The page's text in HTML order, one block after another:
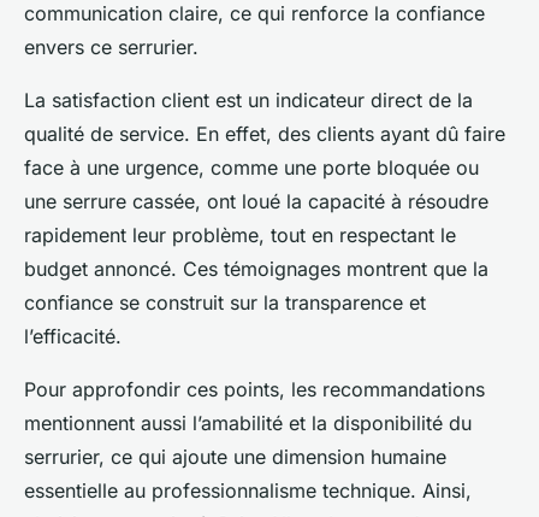
communication claire, ce qui renforce la confiance
envers ce serrurier.
La satisfaction client est un indicateur direct de la
qualité de service. En effet, des clients ayant dû faire
face à une urgence, comme une porte bloquée ou
une serrure cassée, ont loué la capacité à résoudre
rapidement leur problème, tout en respectant le
budget annoncé. Ces témoignages montrent que la
confiance se construit sur la transparence et
l’efficacité.
Pour approfondir ces points, les recommandations
mentionnent aussi l’amabilité et la disponibilité du
serrurier, ce qui ajoute une dimension humaine
essentielle au professionnalisme technique. Ainsi,